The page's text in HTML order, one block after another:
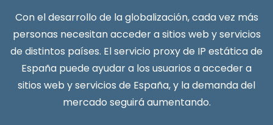
Con el desarrollo de la globalización, cada vez más
personas necesitan acceder a sitios web y servicios
de distintos países. El servicio proxy de IP estática de
España puede ayudar a los usuarios a acceder a
sitios web y servicios de España, y la demanda del
mercado seguirá aumentando.